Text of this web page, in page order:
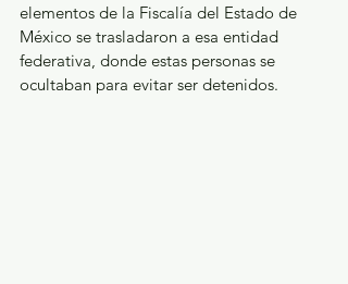
elementos de la Fiscalía del Estado de
México se trasladaron a esa entidad
federativa, donde estas personas se
ocultaban para evitar ser detenidos.